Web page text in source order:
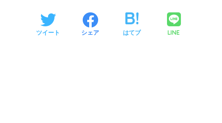
ツイート シェア はてブ LINE